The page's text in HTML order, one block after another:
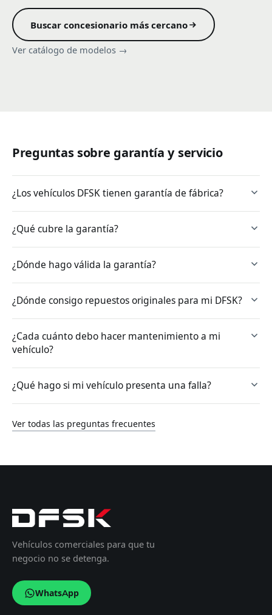
Buscar concesionario más cercano
Ver catálogo de modelos →
Preguntas sobre garantía y servicio
¿Los vehículos DFSK tienen garantía de fábrica?
¿Qué cubre la garantía?
¿Dónde hago válida la garantía?
¿Dónde consigo repuestos originales para mi DFSK?
¿Cada cuánto debo hacer mantenimiento a mi
vehículo?
¿Qué hago si mi vehículo presenta una falla?
Ver todas las preguntas frecuentes
Vehículos comerciales para que tu
negocio no se detenga.
WhatsApp